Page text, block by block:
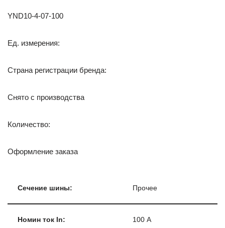
YND10-4-07-100
Ед. измерения:
Страна регистрации бренда:
Снято с производства
Количество:
Оформление заказа
Сечение шины: Прочее
Номин ток In: 100 А